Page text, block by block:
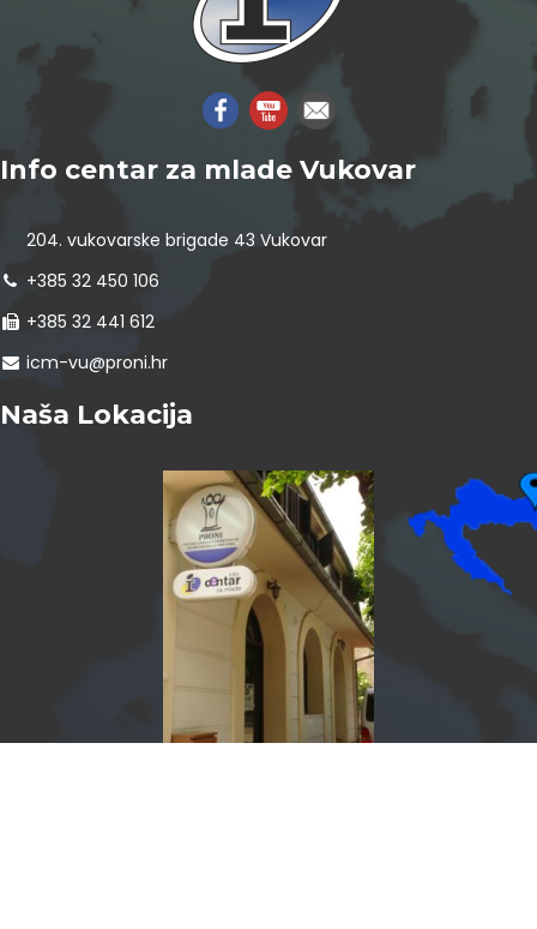
Info centar za mlade Vukovar
204. vukovarske brigade 43 Vukovar
+385 32 450 106
+385 32 441 612
icm-vu@proni.hr
Naša Lokacija